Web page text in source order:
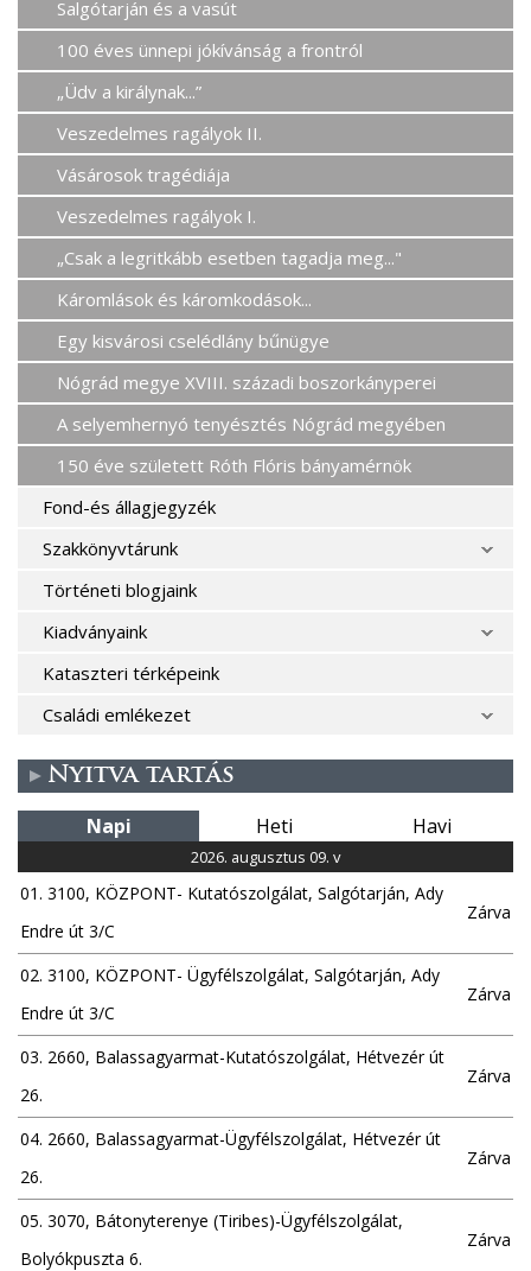
Salgótarján és a vasút
100 éves ünnepi jókívánság a frontról
„Üdv a királynak...”
Veszedelmes ragályok II.
Vásárosok tragédiája
Veszedelmes ragályok I.
„Csak a legritkább esetben tagadja meg..."
Káromlások és káromkodások...
Egy kisvárosi cselédlány bűnügye
Nógrád megye XVIII. századi boszorkányperei
A selyemhernyó tenyésztés Nógrád megyében
150 éve született Róth Flóris bányamérnök
Fond-és állagjegyzék
Szakkönyvtárunk
Történeti blogjaink
Kiadványaink
Kataszteri térképeink
Családi emlékezet
Nyitva tartás
Napi Heti Havi
2026. augusztus 09. v
01. 3100, KÖZPONT- Kutatószolgálat, Salgótarján, Ady
Endre út 3/C
Zárva
02. 3100, KÖZPONT- Ügyfélszolgálat, Salgótarján, Ady
Endre út 3/C
Zárva
03. 2660, Balassagyarmat-Kutatószolgálat, Hétvezér út
26.
Zárva
04. 2660, Balassagyarmat-Ügyfélszolgálat, Hétvezér út
26.
Zárva
05. 3070, Bátonyterenye (Tiribes)-Ügyfélszolgálat,
Bolyókpuszta 6.
Zárva